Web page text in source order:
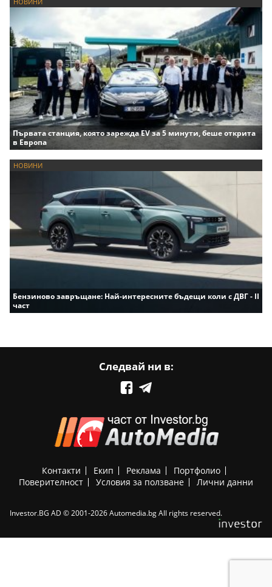
Първата станция, която зарежда EV за 5 минути, беше открита
в Европа
НОВИНИ
Бензиново завръщане: Най-интересните бъдещи коли с ДВГ - II
част
Следвай ни в:
Контакти Екип Реклама
Портфолио
Поверителност
Условия за ползване Лични данни
Investor.BG AD © 2001-2026 Automedia.bg All rights reserved.